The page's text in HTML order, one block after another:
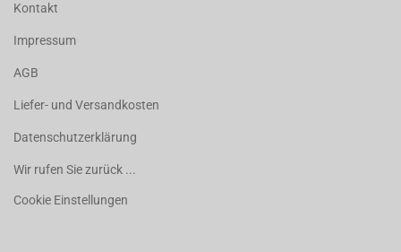
Kontakt
Impressum
AGB
Liefer- und Versandkosten
Datenschutzerklärung
Wir rufen Sie zurück ...
Cookie Einstellungen